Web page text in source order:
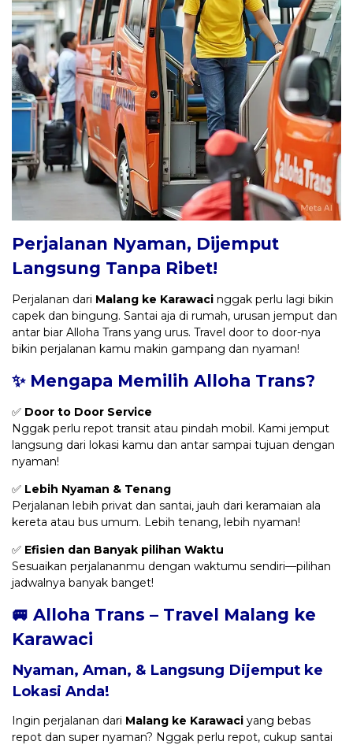
Perjalanan Nyaman, Dijemput
Langsung Tanpa Ribet!
Perjalanan dari Malang ke Karawaci nggak perlu lagi bikin
capek dan bingung. Santai aja di rumah, urusan jemput dan
antar biar Alloha Trans yang urus. Travel door to door-nya
bikin perjalanan kamu makin gampang dan nyaman!
✨ Mengapa Memilih Alloha Trans?
✅ Door to Door Service
Nggak perlu repot transit atau pindah mobil. Kami jemput
langsung dari lokasi kamu dan antar sampai tujuan dengan
nyaman!
✅ Lebih Nyaman & Tenang
Perjalanan lebih privat dan santai, jauh dari keramaian ala
kereta atau bus umum. Lebih tenang, lebih nyaman!
✅ Efisien dan Banyak pilihan Waktu
Sesuaikan perjalananmu dengan waktumu sendiri—pilihan
jadwalnya banyak banget!
🚐 Alloha Trans – Travel Malang ke
Karawaci
Nyaman, Aman, & Langsung Dijemput ke
Lokasi Anda!
Ingin perjalanan dari Malang ke Karawaci yang bebas
repot dan super nyaman? Nggak perlu repot, cukup santai